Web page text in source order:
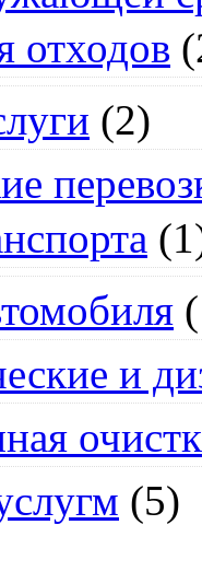
отходов
(2)
и
(5)